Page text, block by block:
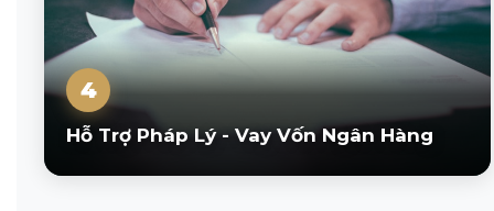
4
Hỗ Trợ Pháp Lý - Vay Vốn Ngân Hàng